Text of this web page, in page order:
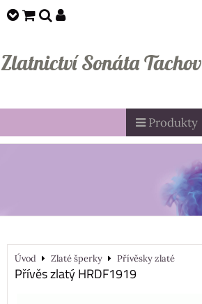
Zlatnictví Sonáta Tachov
Produkty
Úvod Zlaté šperky Přívěsky zlaté
Přívěs zlatý HRDF1919